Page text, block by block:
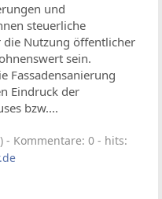
und
steuerliche
Nutzung öffentlicher
sein.
Fassadensanierung
Eindruck der
bzw....
- Kommentare: 0 - hits: